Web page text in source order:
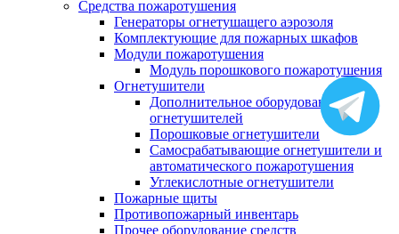
Средства пожаротушения
Генераторы огнетушащего аэрозоля
Комплектующие для пожарных шкафов
Модули пожаротушения
Модуль порошкового пожаротушения
Огнетушители
Дополнительное оборудование для
огнетушителей
Порошковые огнетушители
Самосрабатывающие огнетушители и
автоматического пожаротушения
Углекислотные огнетушители
Пожарные щиты
Противопожарный инвентарь
Прочее оборудование средств